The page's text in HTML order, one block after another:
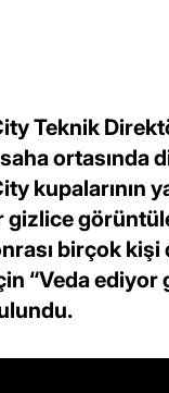
Teknik
ortasında
kupalarının
gizlice
birçok kişi
“Veda ediyor